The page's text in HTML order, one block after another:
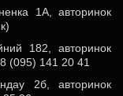
1А, авторинок
182, авторинок
(095) 141 20 41
2б, авторинок